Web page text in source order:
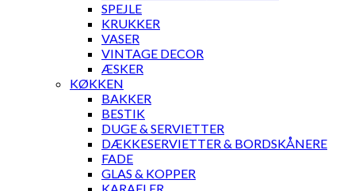
SPEJLE
KRUKKER
VASER
VINTAGE DECOR
ÆSKER
KØKKEN
BAKKER
BESTIK
DUGE & SERVIETTER
DÆKKESERVIETTER & BORDSKÅNERE
FADE
GLAS & KOPPER